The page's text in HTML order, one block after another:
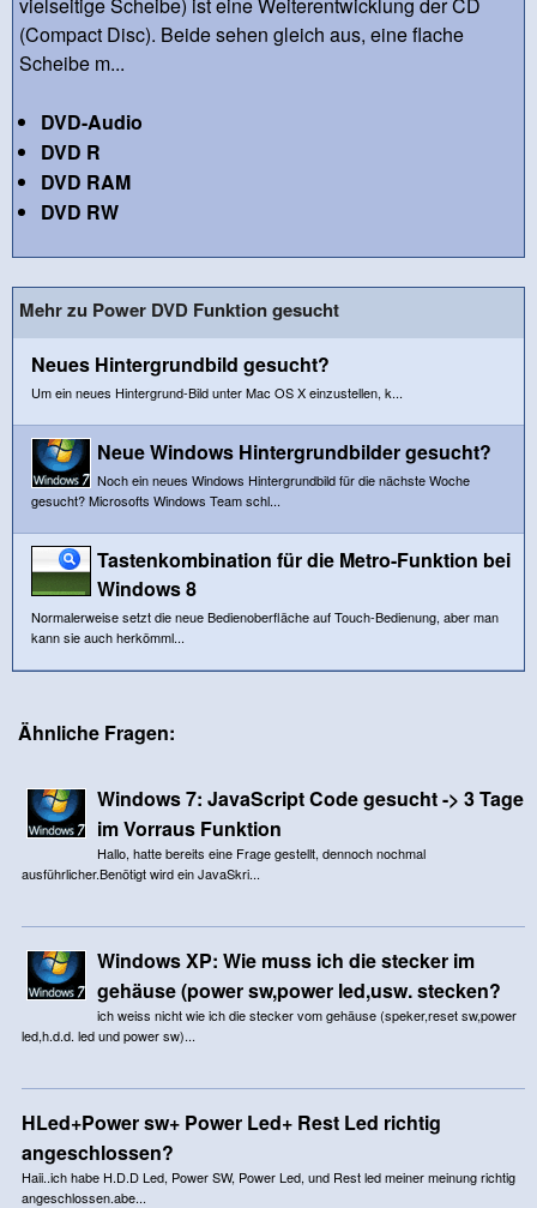
(Compact Disc). Beide sehen gleich aus, eine flache
Scheibe m...
DVD-Audio
DVD R
DVD RAM
DVD RW
Mehr zu Power DVD Funktion gesucht
Neues Hintergrundbild gesucht?
Um ein neues Hintergrund-Bild unter Mac OS X einzustellen, k...
Neue Windows Hintergrundbilder gesucht?
Noch ein neues Windows Hintergrundbild für die nächste Woche
gesucht? Microsofts Windows Team schl...
Tastenkombination für die Metro-Funktion bei
Windows 8
Normalerweise setzt die neue Bedienoberfläche auf Touch-Bedienung, aber man
kann sie auch herkömml...
Ähnliche Fragen:
Windows 7: JavaScript Code gesucht -> 3 Tage
im Vorraus Funktion
Hallo, hatte bereits eine Frage gestellt, dennoch nochmal
ausführlicher.Benötigt wird ein JavaSkri...
Windows XP: Wie muss ich die stecker im
gehäuse (power sw,power led,usw. stecken?
ich weiss nicht wie ich die stecker vom gehäuse (speker,reset sw,power
led,h.d.d. led und power sw)...
HLed+Power sw+ Power Led+ Rest Led richtig
angeschlossen?
Haii..ich habe H.D.D Led, Power SW, Power Led, und Rest led meiner meinung richtig
angeschlossen.abe...